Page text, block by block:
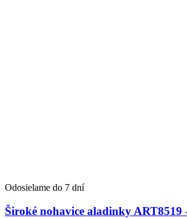
Odosielame do 7 dní
Široké nohavice aladinky ART8519